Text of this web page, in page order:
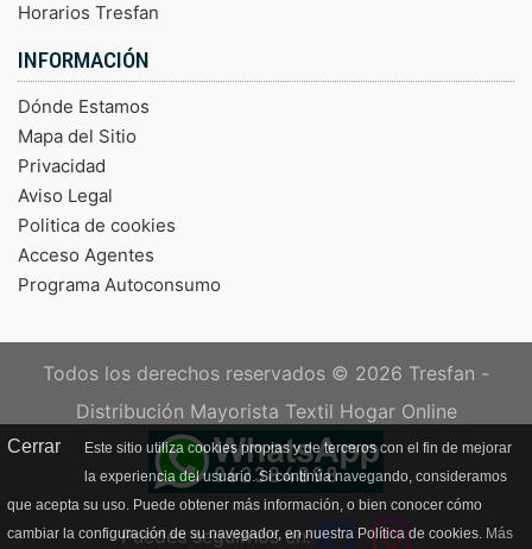
Cerrar
Este sitio utiliza cookies propias y de terceros con el fin de mejorar
la experiencia del usuario. Si continúa navegando, consideramos
que acepta su uso. Puede obtener más información, o bien conocer cómo
cambiar la configuración de su navegador, en nuestra Política de cookies. Más
Horarios Tresfan
INFORMACIÓN
Dónde Estamos
Mapa del Sitio
Privacidad
Aviso Legal
Politica de cookies
Acceso Agentes
Programa Autoconsumo
Todos los derechos reservados © 2026 Tresfan -
Distribución Mayorista Textil Hogar Online
Puedes seguirnos en: